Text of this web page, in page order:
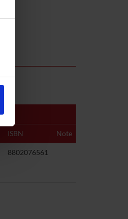
ISBN Note
8802076561